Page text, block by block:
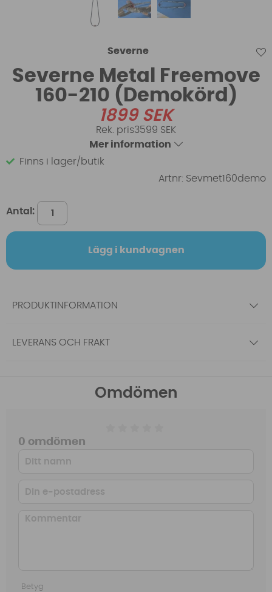
Severne
Severne Metal Freemove
160-210 (Demokörd)
1899SEK
3599 SEK
Mer information
Finns i lager/butik
Artnr: Sevmet160demo
Antal:
Lägg i kundvagnen
PRODUKTINFORMATION
LEVERANS OCH FRAKT
Omdömen
0 omdömen
Betyg